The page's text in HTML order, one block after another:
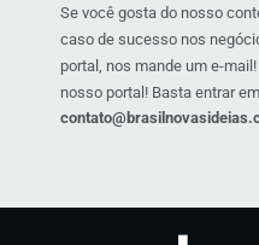
Se você gosta do nosso
caso de sucesso nos
portal, nos mande um e-
nosso portal! Basta entrar